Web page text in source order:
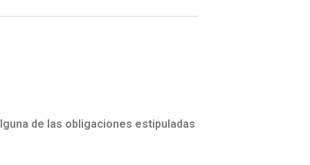
de las obligaciones estipuladas